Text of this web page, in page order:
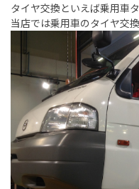
タイヤ交換といえば乗用車
当店では乗用車のタイヤ交